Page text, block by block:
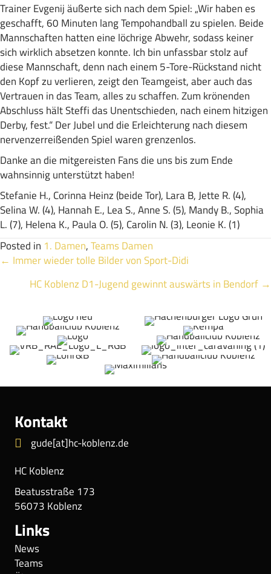
Trainer Evgenij äußerte sich nach dem Spiel: „Wir haben es
geschafft, 60 Minuten lang Tempohandball zu spielen. Beide
Mannschaften hatten eine löchrige Abwehr, sodass keiner
sich wirklich absetzen konnte. Ich bin unfassbar stolz auf
diese Mannschaft, denn nach einem 5-Tore-Rückstand nicht
den Kopf zu verlieren, zeigt den Teamgeist, aber auch das
Vertrauen in das Team, alles zu schaffen. Zum krönenden
Abschluss hält Steffi das Unentschieden, nach einem hitzigen
Derby, fest.“ Der Jubel und die Erleichterung nach diesem
nervenzerreißenden Spiel waren grenzenlos.
Danke an die mitgereisten Fans die uns bis zum Ende
wahnsinnig unterstützt haben!
Stefanie H., Corinna Heinz (beide Tor), Lara B, Jette R. (4),
Selina W. (4), Hannah E., Lea S., Anne S. (5), Mandy B., Sophia
L. (7), Helena K., Paula O. (5), Carolin N. (3), Leonie K. (1)
Posted in 1. Damen,Teams Damen
Posts
navigation
← Immer wieder tolle Bilder von Sport-Didi
HC Koblenz D1-Jugend gewinnt auswärts in Bendorf →
Kontakt
gude[at]hc-koblenz.de
HC Koblenz
Beatusstraße 173
56073 Koblenz
Links
News
Teams